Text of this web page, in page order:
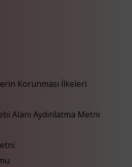
Korunması İlkeleri
Alanı Aydınlatma Metni